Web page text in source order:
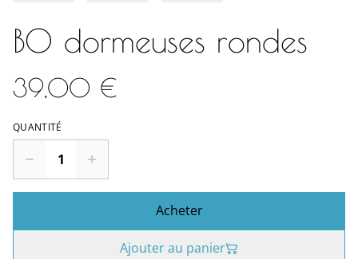
BO dormeuses rondes
39,00 €
QUANTITÉ
Acheter
Ajouter au panier